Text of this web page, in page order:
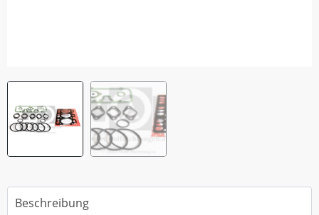
Beschreibung